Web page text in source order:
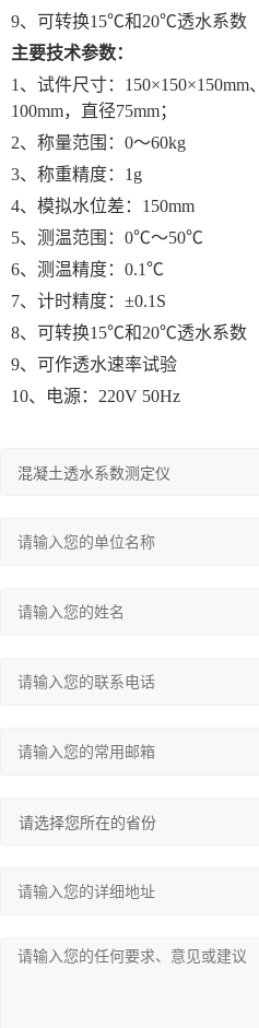
9、可转换15℃和20℃透水系数
主要技术参数：
1、试件尺寸：1 50×1 50×1 50mm、
100mm，直径75mm；
2、 称量范围： 0～60kg
3、称重精度：1g
4、模拟水位差：150mm
5、测温范围：0℃～50℃
6、测温精度：0.1℃
7、计时精度：±0.1S
8、可转换15℃和20℃透水系数
9、可作透水速率试验
10、电源： 220V 50Hz